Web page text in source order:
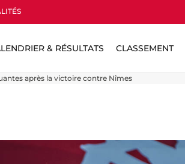
& RÉSULTATS CLASSEMENT
après la victoire contre Nîmes